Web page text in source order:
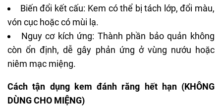
Biến đổi kết cấu: Kem có thể bị tách lớp, đổi màu,
vón cục hoặc có mùi lạ.
Nguy cơ kích ứng: Thành phần bảo quản không
còn ổn định, dễ gây phản ứng ở vùng nướu hoặc
niêm mạc miệng.
Cách tận dụng kem đánh răng hết hạn (KHÔNG
DÙNG CHO MIỆNG)